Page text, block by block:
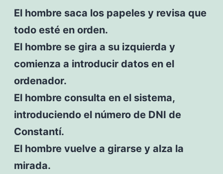
El hombre saca los papeles y revisa que
todo esté en orden.
El hombre se gira a su izquierda y
comienza a introducir datos en el
ordenador.
El hombre consulta en el sistema,
introduciendo el número de DNI de
Constantí.
El hombre vuelve a girarse y alza la
mirada.